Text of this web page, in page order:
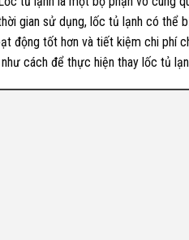
gian sử dụng, lốc tủ lạnh có thể
động tốt hơn và tiết kiệm chi phí
cách để thực hiện thay lốc tủ